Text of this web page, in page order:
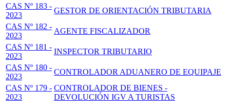
CAS Nº 183 -
2023
GESTOR DE ORIENTACIÓN TRIBUTARIA
CAS Nº 182 -
2023
AGENTE FISCALIZADOR
CAS Nº 181 -
2023
INSPECTOR TRIBUTARIO
CAS Nº 180 -
2023
CONTROLADOR ADUANERO DE EQUIPAJE
CAS Nº 179 -
2023
CONTROLADOR DE BIENES -
DEVOLUCIÓN IGV A TURISTAS